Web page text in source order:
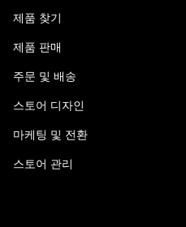
제품 찾기
제품 판매
주문 및 배송
스토어 디자인
마케팅 및 전환
스토어 관리